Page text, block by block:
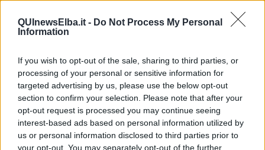
QUInewsElba.it - Do Not Process My Personal
Information
If you wish to opt-out of the sale, sharing to third parties, or
processing of your personal or sensitive information for
targeted advertising by us, please use the below opt-out
section to confirm your selection. Please note that after your
opt-out request is processed you may continue seeing
interest-based ads based on personal information utilized by
us or personal information disclosed to third parties prior to
your opt-out. You may separately opt-out of the further
Quando acquistiamo nuovi arredi o rinnoviamo un ambiente,
spesso ci fermiamo a valutare costo ed estetica. Eppure, la
provenienza, i trattamenti e i cicli di produzione fanno una grande
differenza. Meglio optare permateriali naturali, durevoli, privi di
sostanze nocive e certificati, che non rilascino composti
dannosi nell’aria. Anche nelle scelte più semplici – una pittura, un
tappeto, una tenda – possiamo preferire soluzioni meno inquinanti
e più rispettose per noi e per l’ambiente.